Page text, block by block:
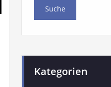
Kategorien